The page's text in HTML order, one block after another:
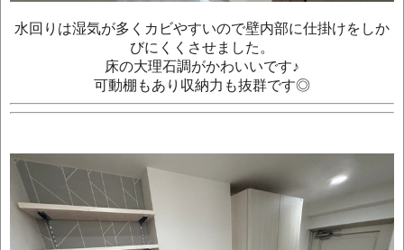
水回りは湿気が多くカビやすいので壁内部に仕掛けをしか
びにくくさせました。
床の大理石調がかわいいです♪
可動棚もあり収納力も抜群です◎